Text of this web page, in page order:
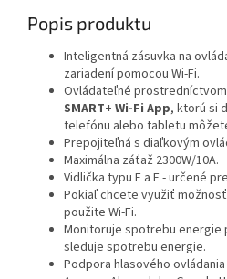
Popis produktu
Inteligentná zásuvka na
zariadení pomocou Wi-Fi.
Ovládateľné
SMART+ Wi-Fi App, ktorú si
telefónu alebo tabletu
Prepojiteľná s diaľkovým
Maximálna záťaž 2300W/10A.
Vidlička typu E a F - určené
Pokiaľ chcete využiť
použite Wi-Fi.
Monitoruje spotrebu energie
sleduje spotrebu energie.
Podpora hlasového